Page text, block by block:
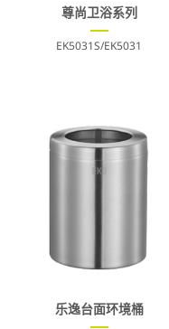
尊尚卫浴系列
EK5031S/EK5031
乐逸台面环境桶